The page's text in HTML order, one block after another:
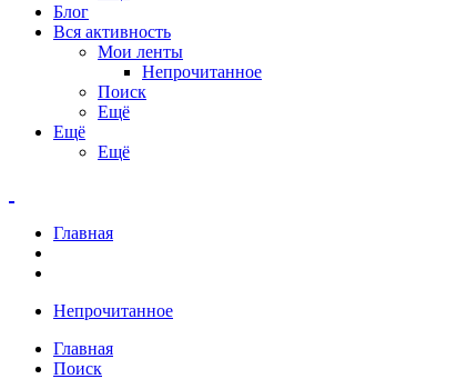
Блог
Вся активность
Мои ленты
Непрочитанное
Поиск
Ещё
Ещё
Ещё
Главная
Непрочитанное
Главная
Поиск